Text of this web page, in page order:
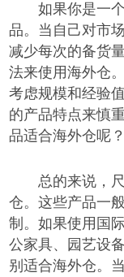
如果你是一
品。当自己对市
减少每次的备货
法来使用海外仓
考虑规模和经验
的产品特点来慎
品适合海外仓呢？
总的来说，
仓。这些产品一
制。如果使用国
公家具、园艺设
别适合海外仓。